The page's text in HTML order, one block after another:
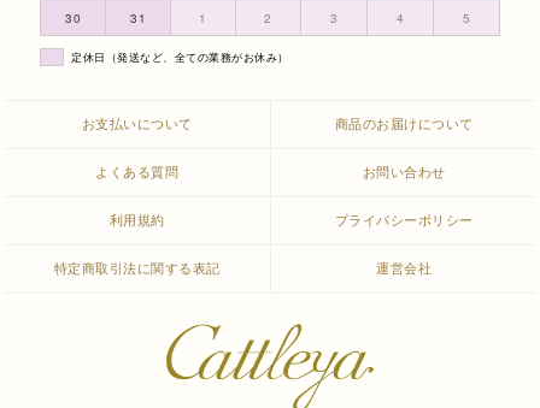
30 31 1 2 3 4 5
定休日（発送など、全ての業務がお休み）
お支払いについて 商品のお届けについて
よくある質問 お問い合わせ
利用規約 プライバシーポリシー
特定商取引法に関する表記 運営会社